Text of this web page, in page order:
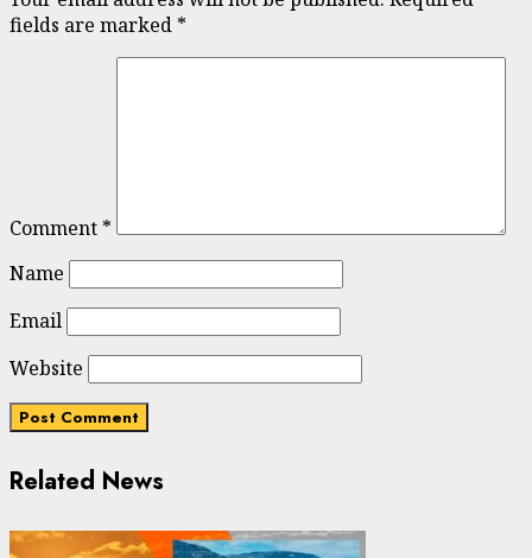
fields are marked *
Comment *
Name
Email
Website
Related News